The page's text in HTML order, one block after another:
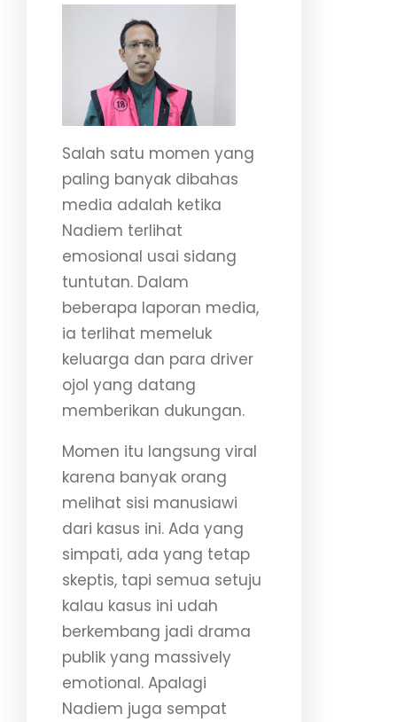
Salah satu momen yang
paling banyak dibahas
media adalah ketika
Nadiem terlihat
emosional usai sidang
tuntutan. Dalam
beberapa laporan media,
ia terlihat memeluk
keluarga dan para driver
ojol yang datang
memberikan dukungan.
Momen itu langsung viral
karena banyak orang
melihat sisi manusiawi
dari kasus ini. Ada yang
simpati, ada yang tetap
skeptis, tapi semua setuju
kalau kasus ini udah
berkembang jadi drama
publik yang massively
emotional. Apalagi
Nadiem juga sempat